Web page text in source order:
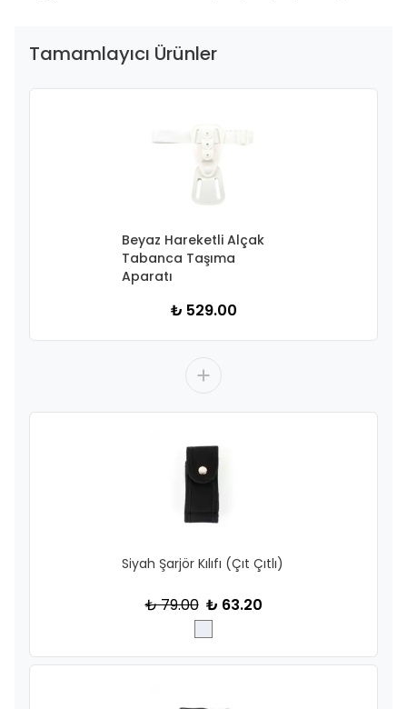
Tamamlayıcı Ürünler
Beyaz Hareketli Alçak
Tabanca Taşıma
Aparatı
₺ 529.00
Siyah Şarjör Kılıfı (Çıt Çıtlı)
₺ 79.00 ₺ 63.20